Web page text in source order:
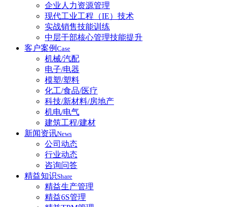
企业人力资源管理
现代工业工程（IE）技术
实战销售技能训练
中层干部核心管理技能提升
客户案例 Case
机械/汽配
电子/电器
模塑/塑料
化工/食品/医疗
科技/新材料/房地产
机电/电气
建筑工程/建材
新闻资讯News
公司动态
行业动态
咨询问答
精益知识Share
精益生产管理
精益6S管理